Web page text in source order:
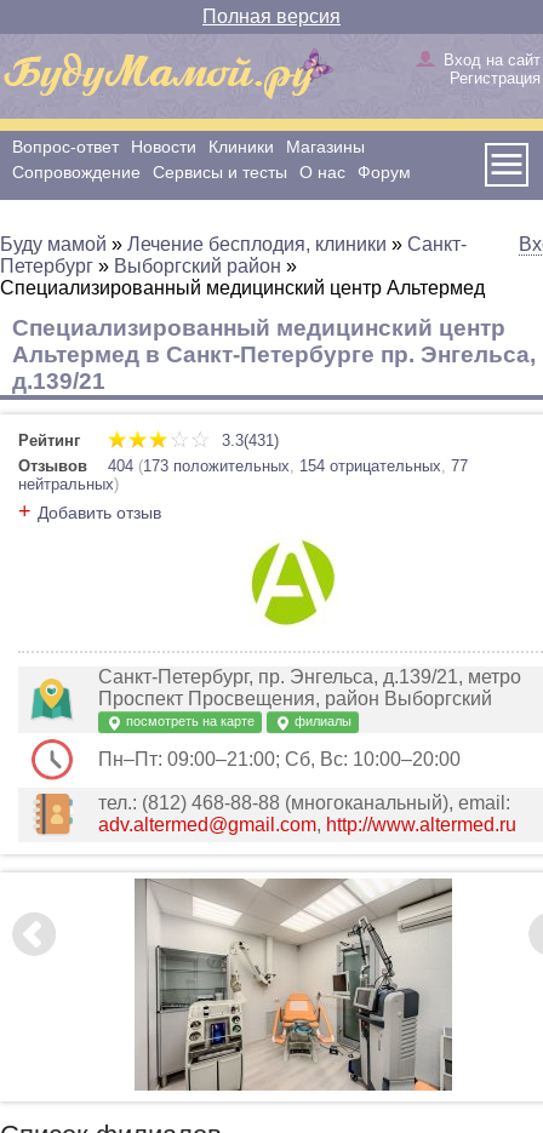
Полная версия
Вход на сайт
Регистрация
Вопрос-ответ Новости Клиники
Магазины
Сопровождение
Сервисы и тесты О нас Форум
Буду мамой » Лечение бесплодия, клиники » Санкт-
Петербург » Выборгский район »
Специализированный медицинский центр Альтермед
Специализированный медицинский центр
Альтермед в Санкт-Петербурге пр. Энгельса,
д.139/21
Рейтинг
3.3(431)
Отзывов
404 (173 положительных, 154 отрицательных, 77
нейтральных)
+ Добавить отзыв
Санкт-Петербург, пр. Энгельса, д.139/21, метро
Проспект Просвещения, район Выборгский
посмотреть на карте филиалы
Пн–Пт: 09:00–21:00; Сб, Вс: 10:00–20:00
тел.: (812) 468-88-88 (многоканальный), email:
adv.altermed@gmail.com, http://www.altermed.ru